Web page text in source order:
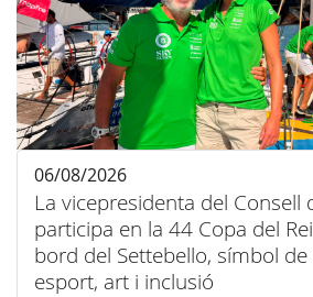
La vicepresidenta del Consell
participa en la 44 Copa del Rei
bord del Settebello, símbol
esport, art i inclusió
06/08/2026